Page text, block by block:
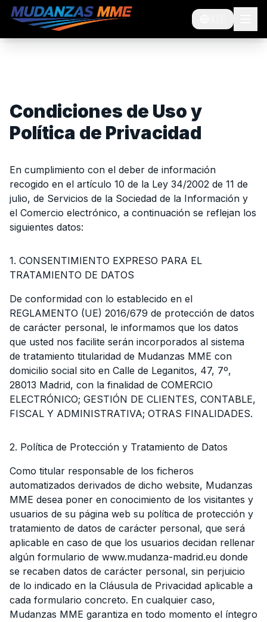
Condiciones de Uso y
Política de Privacidad
En cumplimiento con el deber de información
recogido en el artículo 10 de la Ley 34/2002 de 11 de
julio, de Servicios de la Sociedad de la Información y
el Comercio electrónico, a continuación se reflejan los
siguientes datos:
1. CONSENTIMIENTO EXPRESO PARA EL
TRATAMIENTO DE DATOS
De conformidad con lo establecido en el
REGLAMENTO (UE) 2016/679 de protección de datos
de carácter personal, le informamos que los datos
que usted nos facilite serán incorporados al sistema
de tratamiento titularidad de Mudanzas MME con
domicilio social sito en Calle de Leganitos, 47, 7º,
28013 Madrid, con la finalidad de COMERCIO
ELECTRÓNICO; GESTIÓN DE CLIENTES, CONTABLE,
FISCAL Y ADMINISTRATIVA; OTRAS FINALIDADES.
2. Política de Protección y Tratamiento de Datos
Como titular responsable de los ficheros
automatizados derivados de dicho website, Mudanzas
MME desea poner en conocimiento de los visitantes y
usuarios de su página web su política de protección y
tratamiento de datos de carácter personal, que será
aplicable en caso de que los usuarios decidan rellenar
algún formulario de www.mudanza-madrid.eu donde
se recaben datos de carácter personal, sin perjuicio
de lo indicado en la Cláusula de Privacidad aplicable a
cada formulario concreto. En cualquier caso,
Mudanzas MME garantiza en todo momento el íntegro